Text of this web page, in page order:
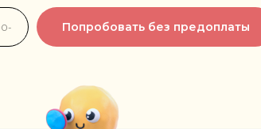
смотреть
смотреть
Попробовать без предоплаты